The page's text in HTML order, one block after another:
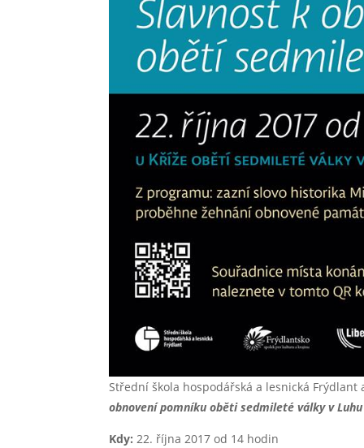
Střední škola hospodářská a lesnická
obnovení pomníku oběti sedmileté války v Luhu
Kdy: 22. října 2017 od 14 hodin